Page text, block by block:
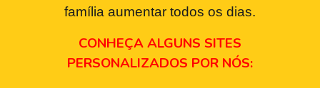
família aumentar todos os dias.
CONHEÇA ALGUNS SITES
PERSONALIZADOS POR NÓS: